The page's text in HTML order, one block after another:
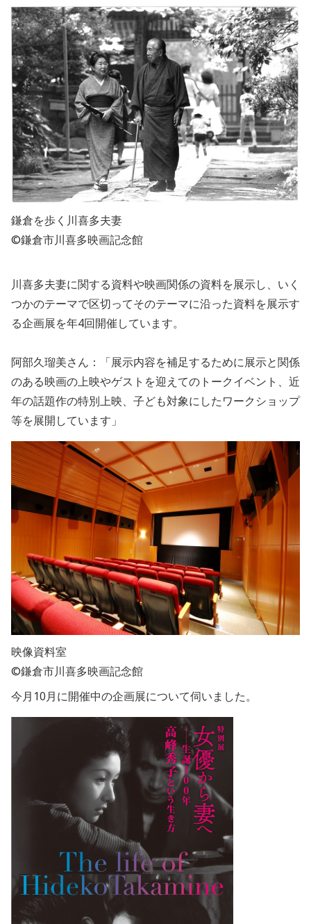
鎌倉を歩く川喜多夫妻
©鎌倉市川喜多映画記念館
川喜多夫妻に関する資料や映画関係の資料を展示し、いく
つかのテーマで区切ってそのテーマに沿った資料を展示す
る企画展を年4回開催しています。
阿部久瑠美さん：「展示内容を補足するために展示と関係
のある映画の上映やゲストを迎えてのトークイベント、近
年の話題作の特別上映、子ども対象にしたワークショップ
等を展開しています」
映像資料室
©鎌倉市川喜多映画記念館
今月10月に開催中の企画展について伺いました。